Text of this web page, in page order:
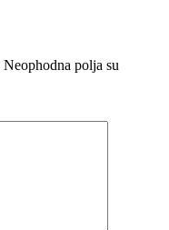
Neophodna polja su